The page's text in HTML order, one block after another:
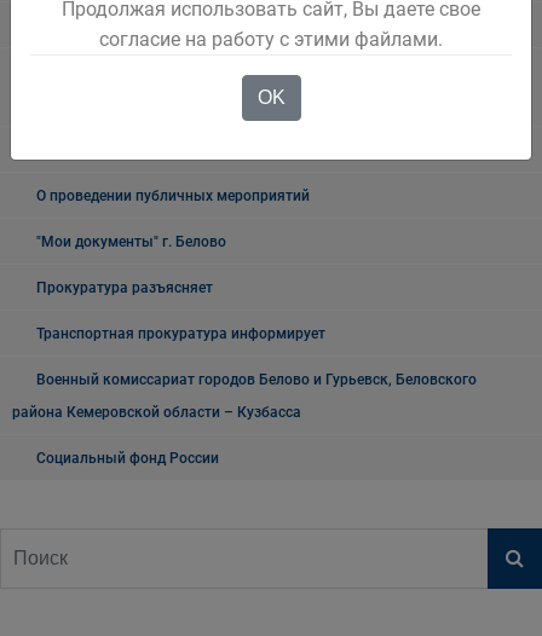
Государственное казенное учреждение «Кадровый центр Кузбасса»
Территориальный Центр занятости населения города Белово
О проведении публичных мероприятий
"Мои документы" г. Белово
Прокуратура разъясняет
Транспортная прокуратура информирует
Военный комиссариат городов Белово и Гурьевск, Беловского
района Кемеровской области – Кузбасса
Социальный фонд России
Продолжая использовать сайт, Вы даете свое
согласие на работу с этими файлами.
OK